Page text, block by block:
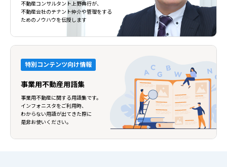
不動産コンサルタント上野典行が、
不動産会社のテナント仲介や管理をする
ためのノウハウを伝授します
特別コンテンツ向け情報
事業用不動産用語集
事業用不動産に関する用語集です。
インフォニスタをご利用時、
わからない用語が出てきた際に
是非お使いください。